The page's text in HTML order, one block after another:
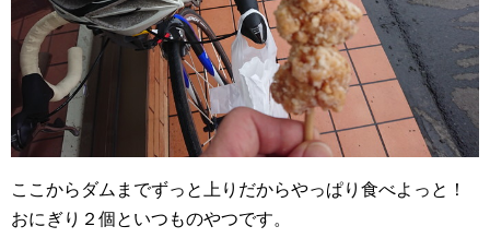
ここからダムまでずっと上りだからやっぱり食べよっと！
おにぎり２個といつものやつです。